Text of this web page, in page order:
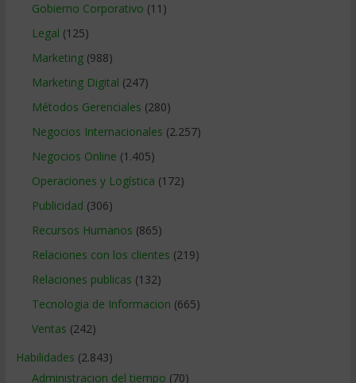
Gobierno Corporativo (11)
Legal (125)
Marketing(988)
Marketing Digital (247)
Métodos Gerenciales (280)
Negocios Internacionales (2.257)
Negocios Online (1.405)
Operaciones y Logística (172)
Publicidad (306)
Recursos Humanos (865)
Relaciones con los clientes (219)
Relaciones publicas (132)
Tecnologia de Informacion (665)
Ventas (242)
Habilidades (2.843)
Administracion del tiempo (70)